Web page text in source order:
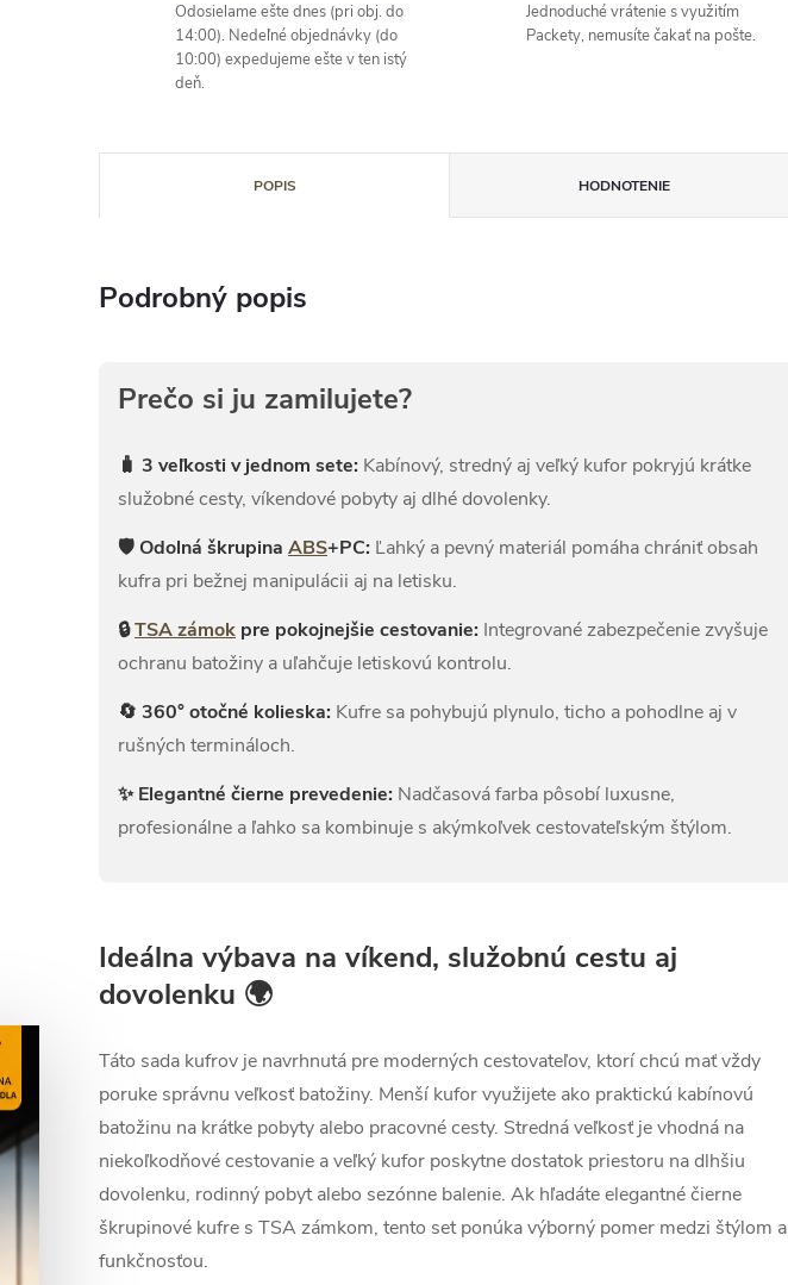
Odosielame ešte dnes (pri obj. do
14:00). Nedeľné objednávky (do
10:00) expedujeme ešte v ten istý
deň.
Jednoduché vrátenie s využitím
Packety, nemusíte čakať na pošte.
POPIS HODNOTENIE
Podrobný popis
Prečo si ju zamilujete?
🧳 3 veľkosti v jednom sete: Kabínový, stredný aj veľký kufor pokryjú krátke
služobné cesty, víkendové pobyty aj dlhé dovolenky.
🛡 Odolná škrupina ABS+PC: Ľahký a pevný materiál pomáha chrániť obsah
kufra pri bežnej manipulácii aj na letisku.
🔒TSA zámok pre pokojnejšie cestovanie: Integrované zabezpečenie zvyšuje
ochranu batožiny a uľahčuje letiskovú kontrolu.
🔄 360° otočné kolieska: Kufre sa pohybujú plynulo, ticho a pohodlne aj v
rušných termináloch.
✨ Elegantné čierne prevedenie: Nadčasová farba pôsobí luxusne,
profesionálne a ľahko sa kombinuje s akýmkoľvek cestovateľským štýlom.
Ideálna výbava na víkend, služobnú cestu aj
dovolenku 🌍
Táto sada kufrov je navrhnutá pre moderných cestovateľov, ktorí chcú mať vždy
poruke správnu veľkosť batožiny. Menší kufor využijete ako praktickú kabínovú
batožinu na krátke pobyty alebo pracovné cesty. Stredná veľkosť je vhodná na
niekoľkodňové cestovanie a veľký kufor poskytne dostatok priestoru na dlhšiu
dovolenku, rodinný pobyt alebo sezónne balenie. Ak hľadáte elegantné čierne
škrupinové kufre s TSA zámkom, tento set ponúka výborný pomer medzi štýlom a
funkčnosťou.